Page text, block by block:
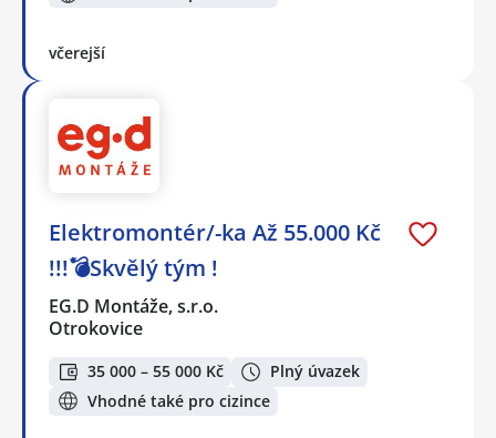
včerejší
Elektromontér/-ka Až 55.000 Kč
!!!💣Skvělý tým !
EG.D Montáže, s.r.o.
Otrokovice
35 000 – 55 000 Kč
Plný úvazek
Vhodné také pro cizince